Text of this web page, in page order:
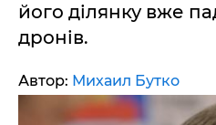
його ділянку вже
дронів.
Автор: Михаил Бутко